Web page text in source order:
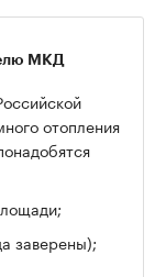
МКД
отопления
заверены);